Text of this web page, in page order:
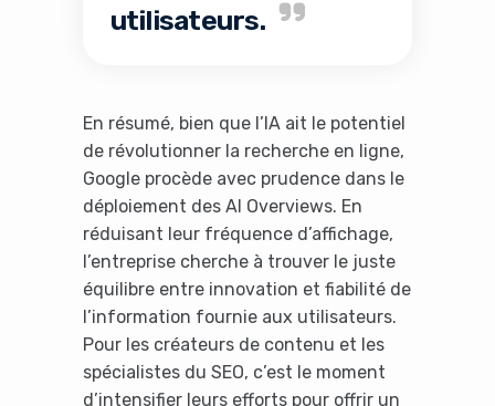
utilisateurs.
En résumé, bien que l’IA ait le potentiel
de révolutionner la recherche en ligne,
Google procède avec prudence dans le
déploiement des AI Overviews. En
réduisant leur fréquence d’affichage,
l’entreprise cherche à trouver le juste
équilibre entre innovation et fiabilité de
l’information fournie aux utilisateurs.
Pour les créateurs de contenu et les
spécialistes du SEO, c’est le moment
d’intensifier leurs efforts pour offrir un
It looks like you're
using an ad-blocker!